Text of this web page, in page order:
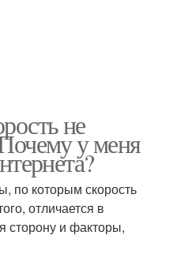
не
у меня
по которым скорость
отличается в
сторону и факторы,